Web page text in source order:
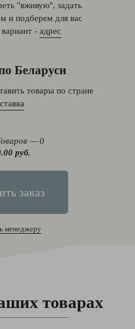
"вживую", задать
и подберем для вас
- адрес
Беларуси
товары по стране
— 0
руб.
заказ
менеджеру
товарах